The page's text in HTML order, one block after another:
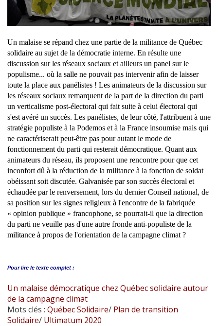
Un malaise se répand chez une partie de la militance de Québec
solidaire au sujet de la démocratie interne. En résulte une
discussion sur les réseaux sociaux et ailleurs un panel sur le
populisme... où la salle ne pouvait pas intervenir afin de laisser
toute la place aux panélistes ! Les animateurs de la discussion sur
les réseaux sociaux remarquent de la part de la direction du parti
un verticalisme post-électoral qui fait suite à celui électoral qui
s'est avéré un succès. Les panélistes, de leur côté, l'attribuent à une
stratégie populiste à la Podemos et à la France insoumise mais qui
ne caractériserait peut-être pas pour autant le mode de
fonctionnement du parti qui resterait démocratique. Quant aux
animateurs du réseau, ils proposent une rencontre pour que cet
inconfort dû à la réduction de la militance à la fonction de soldat
obéissant soit discutée. Galvanisée par son succès électoral et
échaudée par le renversement, lors du dernier Conseil national, de
sa position sur les signes religieux à l'encontre de la fabriquée
« opinion publique » francophone, se pourrait-il que la direction
du parti ne veuille pas d'une autre fronde anti-populiste de la
militance à propos de l'orientation de la campagne climat ?
Pour lire le texte complet :
Un malaise démocratique chez Québec solidaire autour
de la campagne climat
Mots clés : Québec Solidaire/ Plan de transition
Solidaire/ Ultimatum 2020